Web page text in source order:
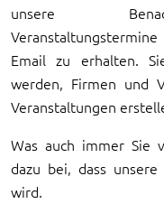
unsere
Email zu erhalten.
werden, Firmen und
Veranstaltungen
Was auch immer Sie
dazu bei, dass
wird.